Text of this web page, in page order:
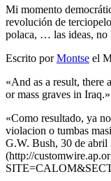
Mi momento
revolución de
polaca, … las ideas, no
Escrito porMontse el
«And as a result, there
or mass graves in Iraq.»
«Como resultado, ya
violacion o tumbas
G.W. Bush, 30 de abril
(http://